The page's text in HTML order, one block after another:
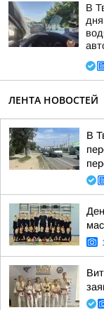
В
ЛЕНТА НОВОСТЕЙ
В